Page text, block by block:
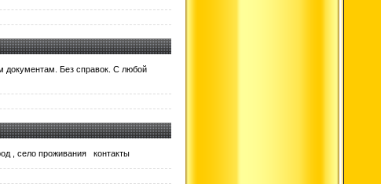
документам. Без справок. С любой
, село проживания контакты